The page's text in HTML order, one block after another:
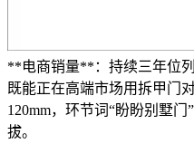
**电商销量**：持续三年位
既能正在高端市场用拆甲门
120mm，环节词“盼盼别墅
拔。